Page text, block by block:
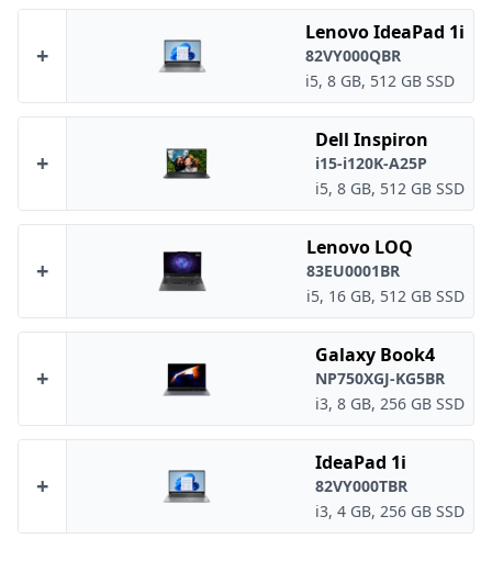
+
Lenovo IdeaPad 1i
82VY000QBR
i5, 8 GB, 512 GB SSD
+
Dell Inspiron
i15-i120K-A25P
i5, 8 GB, 512 GB SSD
+
Lenovo LOQ
83EU0001BR
i5, 16 GB, 512 GB SSD
+
Galaxy Book4
NP750XGJ-KG5BR
i3, 8 GB, 256 GB SSD
+
IdeaPad 1i
82VY000TBR
i3, 4 GB, 256 GB SSD